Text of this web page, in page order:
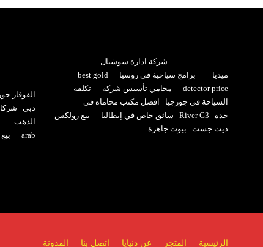
شركة ادارة سوشيال
ميديا
برامج سياحية في روسيا
best gold
detector price
محامي تأسيس شركة
تكلفة
السياحة في جورجيا
افضل مكتب محاماه في
جدة
River G3 سائق خاص في إيطاليا
بيع رولكس
ديت جست
بيوت جاهزة
القوقاز
دبي
الذهب
arab
الرئيسية المتجر عن دنيايا اتصل بنا المدونة